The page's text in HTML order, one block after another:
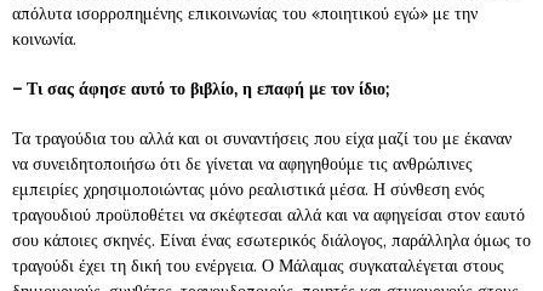
απόλυτα ισορροπημένης επικοινωνίας του «ποιητικού εγώ» με την
κοινωνία.
– Τι σας άφησε αυτό το βιβλίο, η επαφή με τον ίδιο;
Τα τραγούδια του αλλά και οι συναντήσεις που είχα μαζί του με έκαναν
να συνειδητοποιήσω ότι δε γίνεται να αφηγηθούμε τις ανθρώπινες
εμπειρίες χρησιμοποιώντας μόνο ρεαλιστικά μέσα. Η σύνθεση ενός
τραγουδιού προϋποθέτει να σκέφτεσαι αλλά και να αφηγείσαι στον εαυτό
σου κάποιες σκηνές. Είναι ένας εσωτερικός διάλογος, παράλληλα όμως το
τραγούδι έχει τη δική του ενέργεια. Ο Μάλαμας συγκαταλέγεται στους